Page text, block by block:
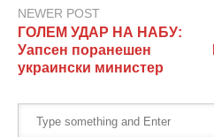
NEWER POST
ГОЛЕМ УДАР НА НАБУ:
Уапсен поранешен
украински министер